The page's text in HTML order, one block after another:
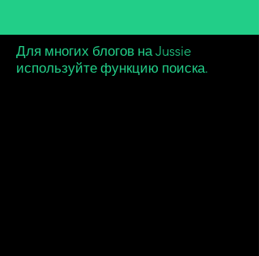
Для многих блогов на Jussie
используйте функцию поиска.